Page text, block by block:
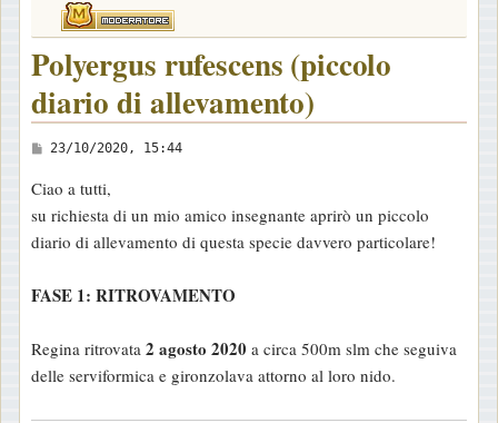
Polyergus rufescens (piccolo
diario di allevamento)
M
s
s
a
g
o
23/10/2020, 15:44
Ciao a tutti,
su richiesta di un mio amico insegnante aprirò un piccolo
diario di allevamento di questa specie davvero particolare!
FASE 1: RITROVAMENTO
Regina ritrovata 2 agosto 2020 a circa 500m slm che seguiva
delle serviformica e gironzolava attorno al loro nido.